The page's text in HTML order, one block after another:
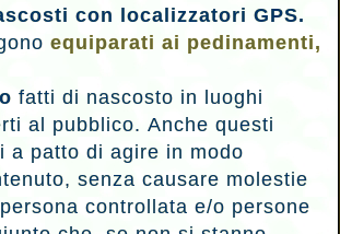
con localizzatori GPS.
equiparati ai pedinamenti,
fatti di nascosto in luoghi
al pubblico. Anche questi
a patto di agire in modo
senza causare molestie
controllata e/o persone